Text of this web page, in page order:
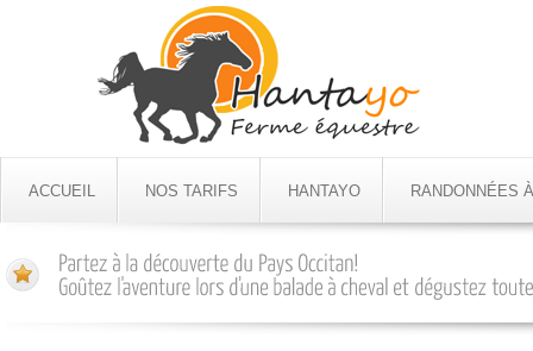
ACCUEIL NOS TARIFS HANTAYO RANDONNÉES